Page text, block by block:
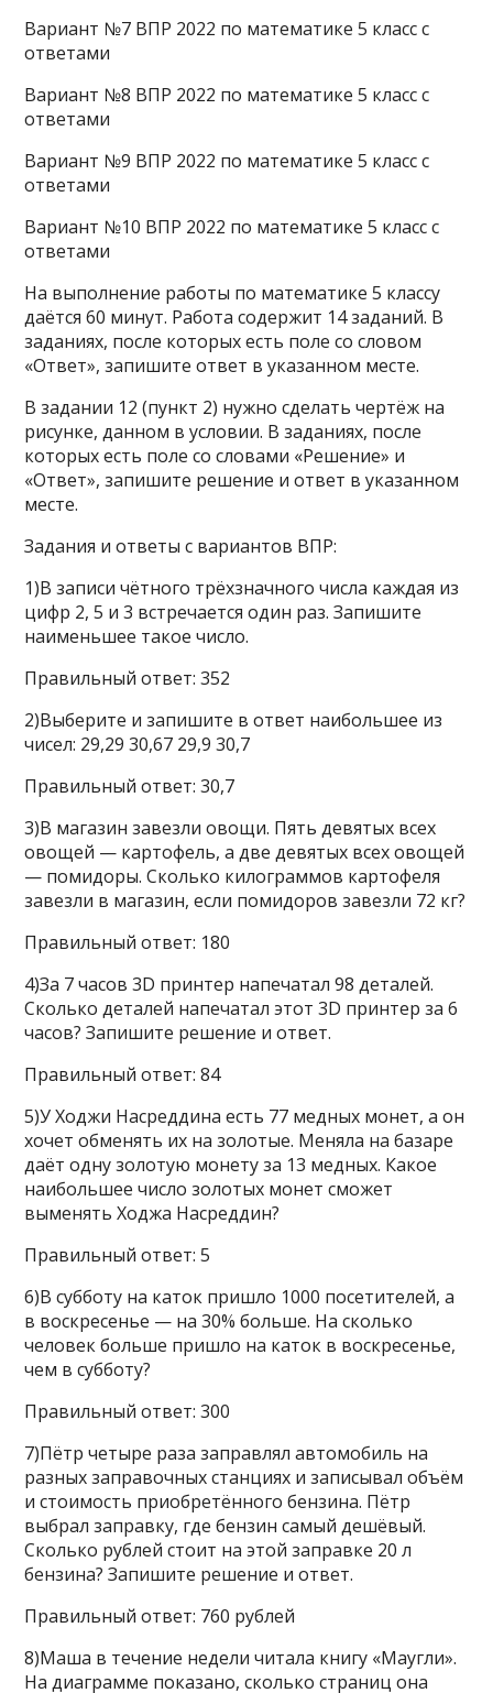
Вариант №7 ВПР 2022 по математике 5 класс с
ответами
Вариант №8 ВПР 2022 по математике 5 класс с
ответами
Вариант №9 ВПР 2022 по математике 5 класс с
ответами
Вариант №10 ВПР 2022 по математике 5 класс с
ответами
На выполнение работы по математике 5 классу
даётся 60 минут. Работа содержит 14 заданий. В
заданиях, после которых есть поле со словом
«Ответ», запишите ответ в указанном месте.
В задании 12 (пункт 2) нужно сделать чертёж на
рисунке, данном в условии. В заданиях, после
которых есть поле со словами «Решение» и
«Ответ», запишите решение и ответ в указанном
месте.
Задания и ответы с вариантов ВПР:
1)В записи чётного трёхзначного числа каждая из
цифр 2, 5 и 3 встречается один раз. Запишите
наименьшее такое число.
Правильный ответ: 352
2)Выберите и запишите в ответ наибольшее из
чисел: 29,29 30,67 29,9 30,7
Правильный ответ: 30,7
3)В магазин завезли овощи. Пять девятых всех
овощей — картофель, а две девятых всех овощей
— помидоры. Сколько килограммов картофеля
завезли в магазин, если помидоров завезли 72 кг?
Правильный ответ: 180
4)За 7 часов 3D принтер напечатал 98 деталей.
Сколько деталей напечатал этот 3D принтер за 6
часов? Запишите решение и ответ.
Правильный ответ: 84
5)У Ходжи Насреддина есть 77 медных монет, а он
хочет обменять их на золотые. Меняла на базаре
даёт одну золотую монету за 13 медных. Какое
наибольшее число золотых монет сможет
выменять Ходжа Насреддин?
Правильный ответ: 5
6)В субботу на каток пришло 1000 посетителей, а
в воскресенье — на 30% больше. На сколько
человек больше пришло на каток в воскресенье,
чем в субботу?
Правильный ответ: 300
7)Пётр четыре раза заправлял автомобиль на
разных заправочных станциях и записывал объём
и стоимость приобретённого бензина. Пётр
выбрал заправку, где бензин самый дешёвый.
Сколько рублей стоит на этой заправке 20 л
бензина? Запишите решение и ответ.
Правильный ответ: 760 рублей
8)Маша в течение недели читала книгу «Маугли».
На диаграмме показано, сколько страниц она